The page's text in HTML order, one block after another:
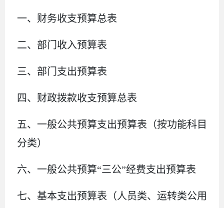
一、 财务收支预算总表
二、部门收入预算表
三、部门支出预算表
四、财政拨款收支预算总表
五、一般公共预算支出预算表 （按功能科目
分类）
六、一般公共预算“三公”经费支出预算表
七、 基本支出预算表 （人员类、运转类公用